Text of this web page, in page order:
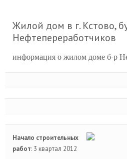
Жилой дом в г. Кстово,
Нефтепереработчиков
информация о жилом доме б-р
Начало строительных
работ: 3 квартал 2012